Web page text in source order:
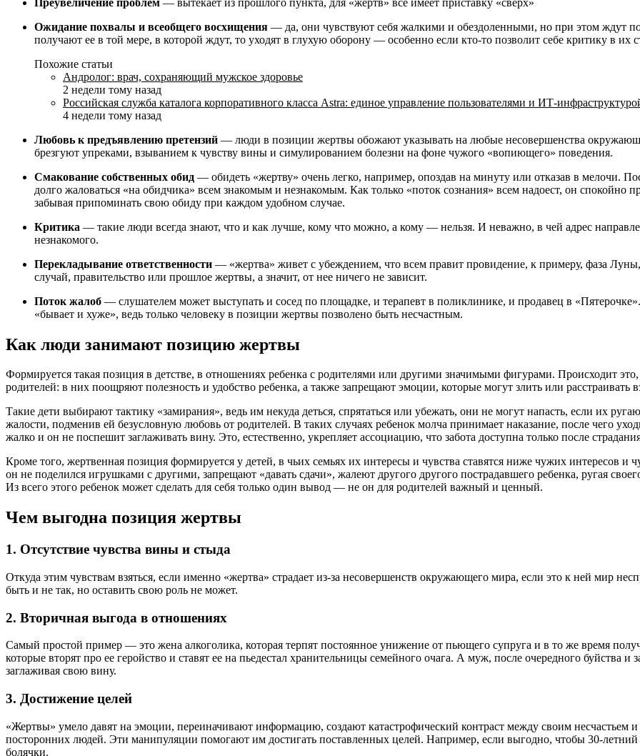
Ожидание похвалы и всеобщего восхищения — да, они чувствуют себя жалкими и обездоленными, но при этом ждут
получают ее в той мере, в которой ждут, то уходят в глухую оборону — особенно если кто-то позволит себе критику в их
Похожие статьи
Андролог: врач, сохраняющий мужское здоровье
2 недели тому назад
Российская служба каталога корпоративного класса Astra: единое управление пользователями и ИТ-
4 недели тому назад
Любовь к предъявлению претензий — люди в позиции жертвы обожают указывать на любые несовершенства
брезгуют упреками, взыванием к чувству вины и симулированием болезни на фоне чужого «вопиющего» поведения.
Смакование собственных обид — обидеть «жертву» очень легко, например, опоздав на минуту или отказав в мелочи.
долго жаловаться «на обидчика» всем знакомым и незнакомым. Как только «поток сознания» всем надоест, он
забывая припоминать свою обиду при каждом удобном случае.
Критика — такие люди всегда знают, что и как лучше, кому что можно, а кому — нельзя. И неважно, в чей адрес
незнакомого.
Перекладывание ответственности — «жертва» живет с убеждением, что всем правит провидение, к примеру, фаза
случай, правительство или прошлое жертвы, а значит, от нее ничего не зависит.
Поток жалоб — слушателем может выступать и сосед по площадке, и терапевт в поликлинике, и продавец в
«бывает и хуже», ведь только человеку в позиции жертвы позволено быть несчастным.
Как люди занимают позицию жертвы
Формируется такая позиция в детстве, в отношениях ребенка с родителями или другими значимыми фигурами. Происходит
родителей: в них поощряют полезность и удобство ребенка, а также запрещают эмоции, которые могут злить или расстраивать
Такие дети выбирают тактику «замирания», ведь им некуда деться, спрятаться или убежать, они не могут напасть, если их
жалости, подменив ей безусловную любовь от родителей. В таких случаях ребенок молча принимает наказание, после чего
жалко и он не поспешит заглаживать вину. Это, естественно, укрепляет ассоциацию, что забота доступна только после
Кроме того, жертвенная позиция формируется у детей, в чьих семьях их интересы и чувства ставятся ниже чужих интересов и
он не поделился игрушками с другими, запрещают «давать сдачи», жалеют другого другого пострадавшего ребенка, ругая
Из всего этого ребенок может сделать для себя только один вывод — не он для родителей важный и ценный.
Чем выгодна позиция жертвы
1. Отсутствие чувства вины и стыда
Откуда этим чувствам взяться, если именно «жертва» страдает из-за несовершенств окружающего мира, если это к ней мир
быть и не так, но оставить свою роль не может.
2. Вторичная выгода в отношениях
Самый простой пример — это жена алкоголика, которая терпят постоянное унижение от пьющего супруга и в то же время
которые вторят про ее геройство и ставят ее на пьедестал хранительницы семейного очага. А муж, после очередного буйства
заглаживая свою вину.
3. Достижение целей
«Жертвы» умело давят на эмоции, переиначивают информацию, создают катастрофический контраст между своим несчастьем
посторонних людей. Эти манипуляции помогают им достигать поставленных целей. Например, если выгодно, чтобы 30-
болячки.